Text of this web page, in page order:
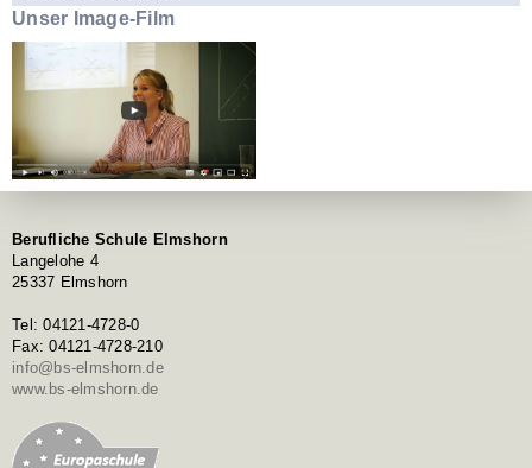
Unser Image-Film
Berufliche Schule Elmshorn
Langelohe 4
25337 Elmshorn
Tel: 04121-4728-0
Fax: 04121-4728-210
info@bs-elmshorn.de
www.bs-elmshorn.de